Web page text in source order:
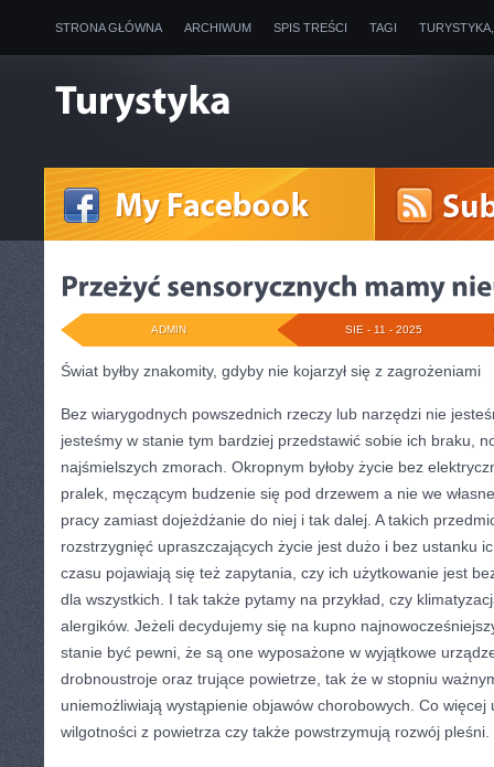
STRONA GŁÓWNA ARCHIWUM SPIS TREŚCI TAGI
SIE - 11 - 2025
ADMIN
Świat byłby znakomity, gdyby nie kojarzył się z zagrożeniami
Bez wiarygodnych powszednich rzeczy lub narzędzi nie
jesteśmy w stanie tym bardziej przedstawić sobie ich braku,
najśmielszych zmorach. Okropnym byłoby życie bez
pralek, męczącym budzenie się pod drzewem a nie we
pracy zamiast dojeżdżanie do niej i tak dalej. A takich
rozstrzygnięć upraszczających życie jest dużo i bez ustanku
czasu pojawiają się też zapytania, czy ich użytkowanie jest
dla wszystkich. I tak także pytamy na przykład, czy
alergików. Jeżeli decydujemy się na kupno
stanie być pewni, że są one wyposażone w wyjątkowe
drobnoustroje oraz trujące powietrze, tak że w stopniu
uniemożliwiają wystąpienie objawów chorobowych. Co więcej
wilgotności z powietrza czy także powstrzymują rozwój pleśni.